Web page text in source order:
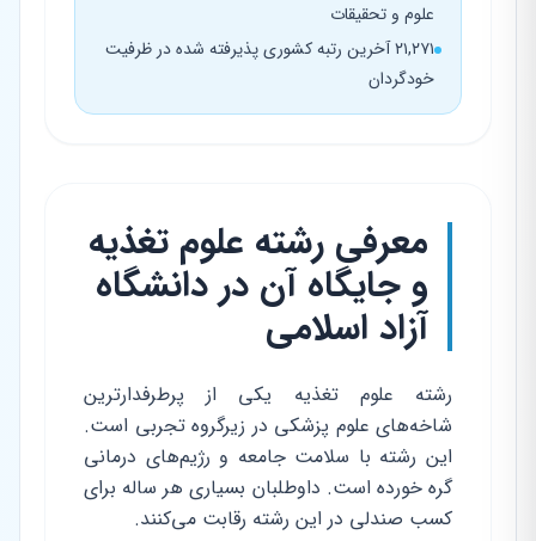
علوم و تحقیقات
۲۱,۲۷۱ آخرین رتبه کشوری پذیرفته شده در ظرفیت
خودگردان
معرفی رشته علوم تغذیه
و جایگاه آن در دانشگاه
آزاد اسلامی
رشته علوم تغذیه یکی از پرطرفدارترین
شاخه‌های علوم پزشکی در زیرگروه تجربی است.
این رشته با سلامت جامعه و رژیم‌های درمانی
گره خورده است. داوطلبان بسیاری هر ساله برای
کسب صندلی در این رشته رقابت می‌کنند.